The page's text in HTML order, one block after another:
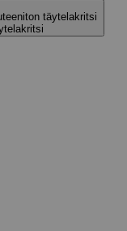
täytelakritsi